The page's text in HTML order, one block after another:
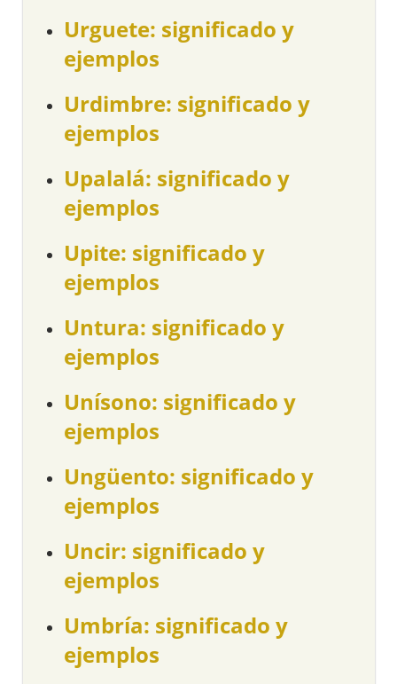
Urguete: significado y
ejemplos
Urdimbre: significado y
ejemplos
Upalalá: significado y
ejemplos
Upite: significado y
ejemplos
Untura: significado y
ejemplos
Unísono: significado y
ejemplos
Ungüento: significado y
ejemplos
Uncir: significado y
ejemplos
Umbría: significado y
ejemplos